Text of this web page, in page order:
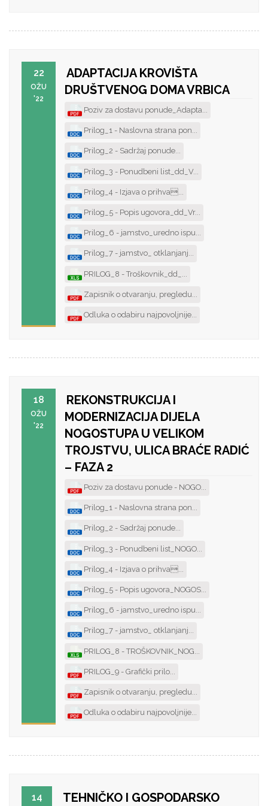
22
OŽU
'22
ADAPTACIJA KROVIŠTA
DRUŠTVENOG DOMA VRBICA
Poziv za dostavu ponude_Adapta...
Prilog_1 - Naslovna strana pon...
Prilog_2 - Sadržaj ponude...
Prilog_3 - Ponudbeni list_dd_V...
Prilog_4 - Izjava o prihva...
Prilog_5 - Popis ugovora_dd_Vr...
Prilog_6 - jamstvo_uredno ispu...
Prilog_7 - jamstvo_ otklanjanj...
PRILOG_8 - Troškovnik_dd_...
Zapisnik o otvaranju, pregledu...
Odluka o odabiru najpovoljnije...
18
OŽU
'22
REKONSTRUKCIJA I
MODERNIZACIJA DIJELA
NOGOSTUPA U VELIKOM
TROJSTVU, ULICA BRAĆE RADIĆ
– FAZA 2
Poziv za dostavu ponude - NOGO...
Prilog_1 - Naslovna strana pon...
Prilog_2 - Sadržaj ponude...
Prilog_3 - Ponudbeni list_NOGO...
Prilog_4 - Izjava o prihva...
Prilog_5 - Popis ugovora_NOGOS...
Prilog_6 - jamstvo_uredno ispu...
Prilog_7 - jamstvo_ otklanjanj...
PRILOG_8 - TROŠKOVNIK_NOG...
PRILOG_9 - Grafički prilo...
Zapisnik o otvaranju, pregledu...
Odluka o odabiru najpovoljnije...
14
TEHNIČKO I GOSPODARSKO